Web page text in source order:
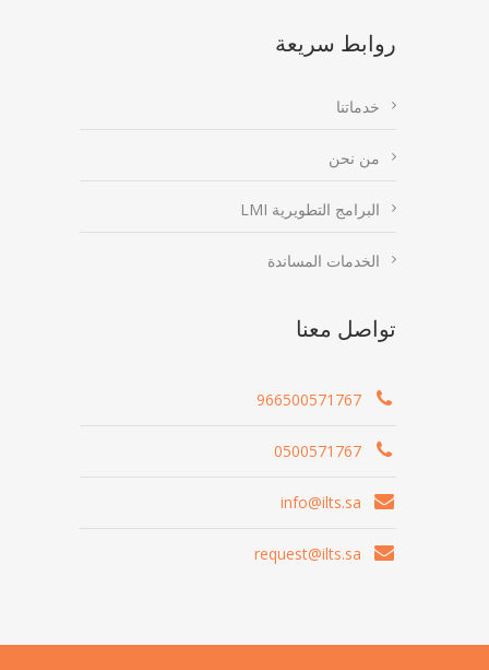
روابط سريعة
خدماتنا
من نحن
البرامج التطويرية LMI
الخدمات المساندة
تواصل معنا
966500571767
0500571767
info@ilts.sa
request@ilts.sa